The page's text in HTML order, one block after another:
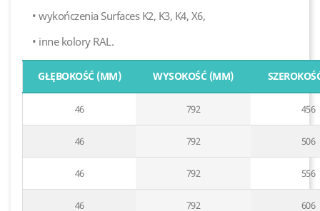
• wykończenia Surfaces K2, K3, K4, X6,
• inne kolory RAL.
GŁĘBOKOŚĆ (MM) WYSOKOŚĆ (MM)
46 792 456
46 792 506
46 792 556
46 792 606